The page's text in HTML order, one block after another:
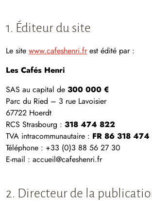
1. Éditeur du site
Le site www.cafeshenri.frest édité par :
Les Cafés Henri
SAS au capital de 300 000 €
Parc du Ried – 3 rue Lavoisier
67722 Hoerdt
RCS Strasbourg : 318 474 822
TVA intracommunautaire : FR 86 318
Téléphone : +33 (0)3 88 56 27 30
E-mail : accueil@cafeshenri.fr
2. Directeur de la